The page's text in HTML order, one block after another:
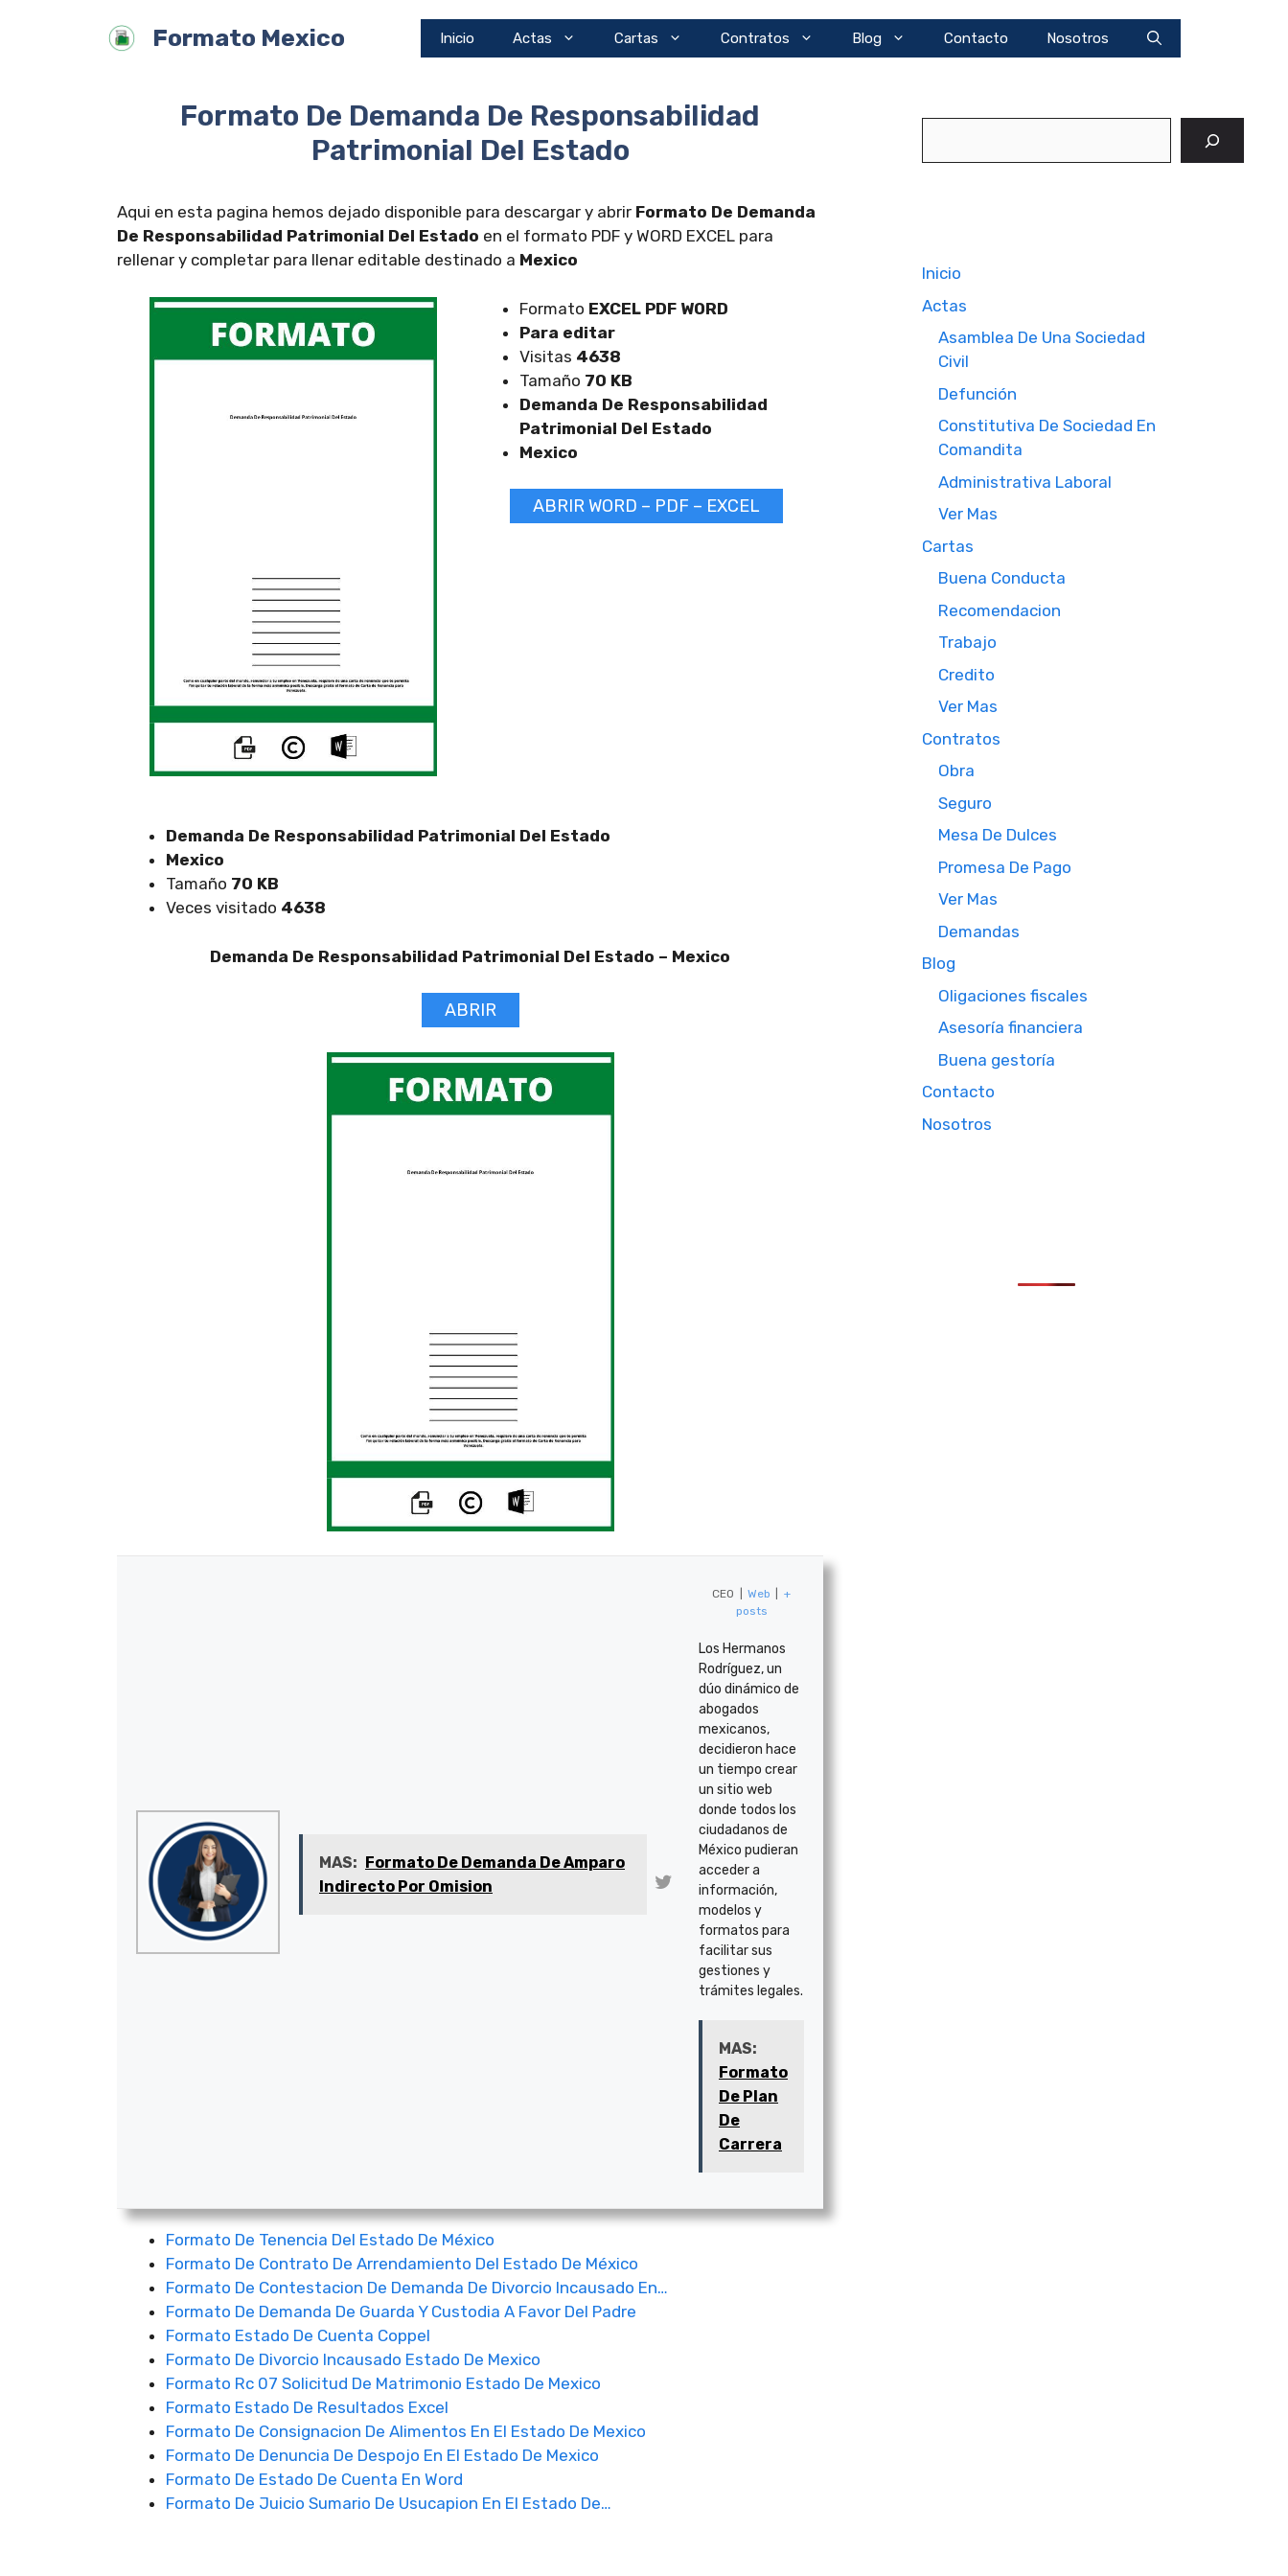
Formato Mexico Inicio Actas Cartas Contratos Blog Contacto Nosotros
Formato De Demanda De Responsabilidad
Patrimonial Del Estado
Aqui en esta pagina hemos dejado disponible para descargar y abrir Formato De Demanda
De Responsabilidad Patrimonial Del Estado en el formato PDF y WORD EXCEL para
rellenar y completar para llenar editable destinado a Mexico
Formato EXCEL PDF WORD
Para editar
Visitas 4638
Tamaño 70 KB
Demanda De Responsabilidad
Patrimonial Del Estado
Mexico
ABRIR WORD – PDF – EXCEL
Demanda De Responsabilidad Patrimonial Del Estado
Mexico
Tamaño 70 KB
Veces visitado 4638
Demanda De Responsabilidad Patrimonial Del Estado – Mexico
ABRIR
MAS: Formato De Demanda De Amparo
Indirecto Por Omision
CEO Web
+
posts
Los Hermanos
Rodríguez, un
dúo dinámico de
abogados
mexicanos,
decidieron hace
un tiempo crear
un sitio web
donde todos los
ciudadanos de
México pudieran
acceder a
información,
modelos y
formatos para
facilitar sus
gestiones y
trámites legales.
MAS:
Formato
De Plan
De
Carrera
Formato De Tenencia Del Estado De México
Formato De Contrato De Arrendamiento Del Estado De México
Formato De Contestacion De Demanda De Divorcio Incausado En…
Formato De Demanda De Guarda Y Custodia A Favor Del Padre
Formato Estado De Cuenta Coppel
Formato De Divorcio Incausado Estado De Mexico
Formato Rc 07 Solicitud De Matrimonio Estado De Mexico
Formato Estado De Resultados Excel
Formato De Consignacion De Alimentos En El Estado De Mexico
Formato De Denuncia De Despojo En El Estado De Mexico
Formato De Estado De Cuenta En Word
Formato De Juicio Sumario De Usucapion En El Estado De…
Inicio
Actas
Asamblea De Una Sociedad
Civil
Defunción
Constitutiva De Sociedad En
Comandita
Administrativa Laboral
Ver Mas
Cartas
Buena Conducta
Recomendacion
Trabajo
Credito
Ver Mas
Contratos
Obra
Seguro
Mesa De Dulces
Promesa De Pago
Ver Mas
Demandas
Blog
Oligaciones fiscales
Asesoría financiera
Buena gestoría
Contacto
Nosotros